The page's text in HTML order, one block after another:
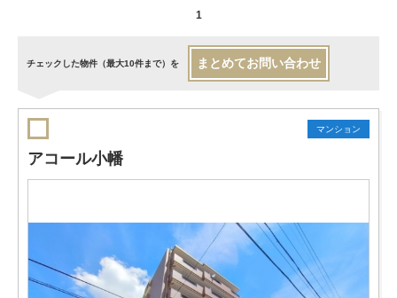
1
チェックした物件（最大10件まで）を まとめてお問い合わせ
マンション
アコール小幡